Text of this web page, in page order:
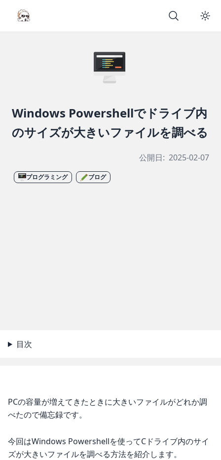
Windows Powershellでドライブ内
のサイズが大きいファイルを調べる
公開日: 2025-02-07
プログラミング ブログ
目次
PCの容量が増えてきたときに大きいファイルがどれか調
べたので備忘録です。
今回はWindows Powershellを使ってCドライブ内のサイ
ズが大きいファイルを調べる方法を紹介します。